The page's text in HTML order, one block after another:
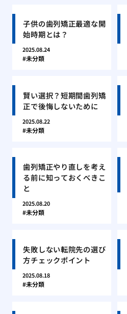
子供の歯列矯正最適な開
始時期とは？
2025.08.24
未分類
賢い選択？短期間歯列矯
正で後悔しないために
2025.08.22
未分類
歯列矯正やり直しを考え
る前に知っておくべきこ
と
2025.08.20
未分類
失敗しない転院先の選び
方チェックポイント
2025.08.18
未分類